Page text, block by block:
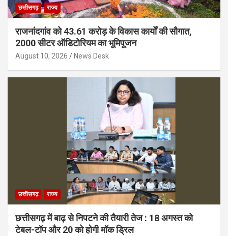
छत्तीसगढ़ राज्य
राजनांदगांव को 43.61 करोड़ के विकास कार्यों की सौगात,
2000 सीटर ऑडिटोरियम का भूमिपूजन
August 10, 2026 News Desk
छत्तीसगढ़ राज्य
छत्तीसगढ़ में बाढ़ से निपटने की तैयारी तेज : 18 अगस्त को
टेबल-टॉप और 20 को होगी मॉक ड्रिल